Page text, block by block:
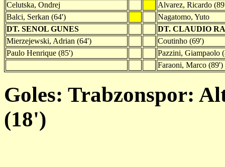
Celutska, Ondrej
Alvarez, Ricardo
Balci, Serkan (64')
Nagatomo, Yuto
DT. SENOL GUNES
DT. CLAUDIO
Mierzejewski, Adrian (64')
Coutinho (69')
Paulo Henrique (85')
Pazzini, Giampaolo
Faraoni, Marco (89')
Goles: Trabzonspor:
(18')